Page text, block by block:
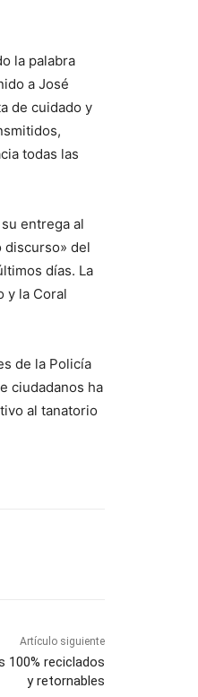
la palabra
a José
de cuidado y
todas las
entrega al
discurso» del
días. La
y la Coral
de la Policía
ciudadanos ha
al tanatorio
Artículo siguiente
100% reciclados
y retornables